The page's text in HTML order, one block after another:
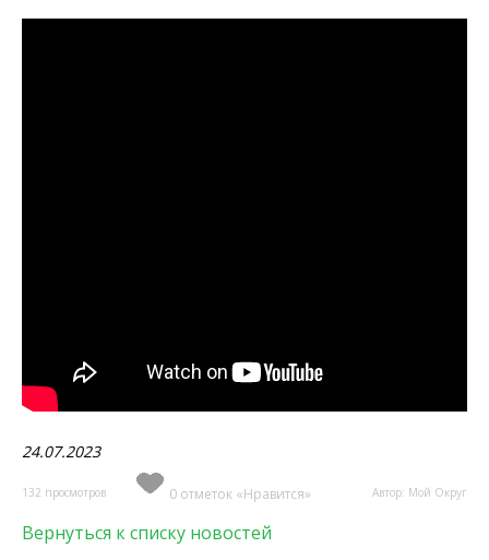
24.07.2023
132 просмотров 0 отметок «Нравится» Автор: Мой Округ
Вернуться к списку новостей